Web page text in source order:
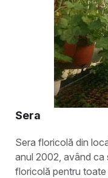
Sera
Sera floricolă din
anul 2002, având ca
floricolă pentru